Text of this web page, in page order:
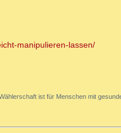
manipulieren-lassen/
ist für Menschen mit